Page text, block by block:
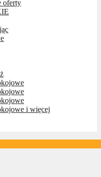
oferty
i więcej